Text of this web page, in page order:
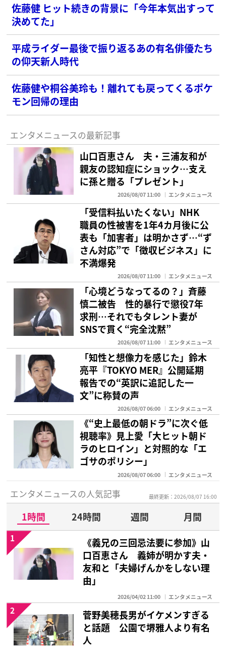
佐藤健 ヒット続きの背景に「今年本気出すって
決めてた」
平成ライダー最後で振り返るあの有名俳優たち
の仰天新人時代
佐藤健や桐谷美玲も！離れても戻ってくるポケ
モン回帰の理由
エンタメニュースの最新記事
山口百恵さん 夫・三浦友和が
親友の認知症にショック…支え
に孫と贈る「プレゼント」
2026/08/07 11:00 エンタメニュース
「受信料払いたくない」NHK
職員の性被害を1年4カ月後に公
表も「加害者」は明かさず…“ず
さん対応”で「徴収ビジネス」に
不満爆発
2026/08/07 11:00 エンタメニュース
「心境どうなってるの？」斉藤
慎二被告 性的暴行で懲役7年
求刑…それでもタレント妻が
SNSで貫く“完全沈黙”
2026/08/07 11:00 エンタメニュース
「知性と想像力を感じた」鈴木
亮平『TOKYO MER』公開延期
報告での“英訳に追記した一
文”に称賛の声
2026/08/07 06:00 エンタメニュース
《“史上最低の朝ドラ”に次ぐ低
視聴率》見上愛「大ヒット朝ド
ラのヒロイン」と対照的な「エ
ゴサのポリシー」
2026/08/07 06:00 エンタメニュース
エンタメニュースの人気記事 最終更新：2026/08/07 16:00
1時間 24時間 週間
月間
《義兄の三回忌法要に参加》山
口百恵さん 義姉が明かす夫・
友和と「夫婦げんかをしない理
由」
2026/04/02 11:00 エンタメニュース
1
菅野美穂長男がイケメンすぎる
と話題 公園で堺雅人より有名
人
2